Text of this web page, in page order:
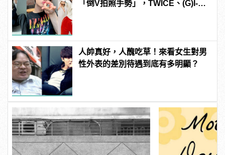
「倒V拍照手勢」，TWICE、(G)I-
人帥真好，人醜吃草！來看女生對男
性外表的差別待遇到底有多明顯？